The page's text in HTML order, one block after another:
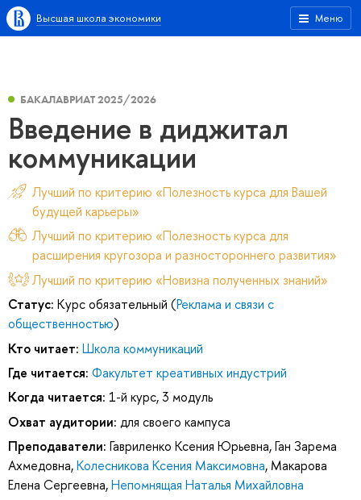
Меню
Высшая школа экономики
БАКАЛАВРИАТ 2025/2026
Введение в диджитал
коммуникации
Лучший по критерию «Полезность курса для Вашей
будущей карьеры»
Лучший по критерию «Полезность курса для
расширения кругозора и разностороннего развития»
Лучший по критерию «Новизна полученных знаний»
Статус: Курс обязательный (Реклама и связи с
общественностью)
Кто читает: Школа коммуникаций
Где читается: Факультет креативных индустрий
Когда читается: 1-й курс, 3 модуль
Охват аудитории: для своего кампуса
Преподаватели: Гавриленко Ксения Юрьевна,Ган Зарема
Ахмедовна,Колесникова Ксения Максимовна, Макарова
Елена Сергеевна,Непомнящая Наталья Михайловна